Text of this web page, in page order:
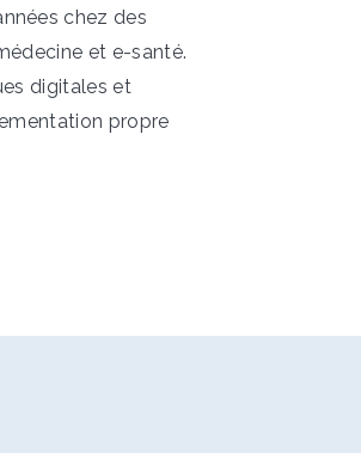
chez des
et e-santé.
digitales et
propre